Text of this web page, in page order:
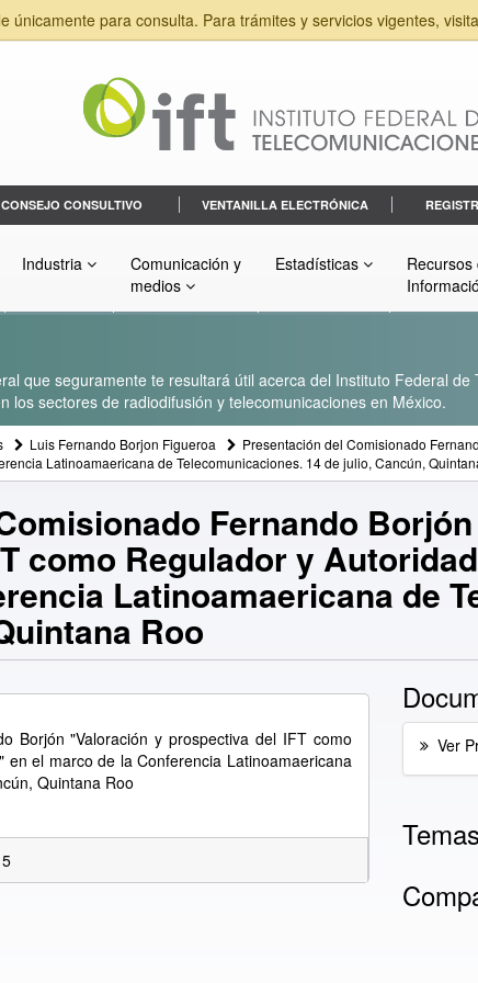
para consulta. Para trámites y servicios vigentes,
CONSEJO CONSULTIVO VENTANILLA ELECTRÓNICA
Industria
Comunicación y
medios
Estadísticas
Recursos
que seguramente te resultará útil acerca del Instituto Federal
los sectores de radiodifusión y telecomunicaciones en México.
Luis Fernando Borjon Figueroa
Presentación del Comisionado
Latinoamaericana de Telecomunicaciones. 14 de julio, Cancún,
Fernando
como Regulador y
Latinoamaericana de
Roo
Borjón "Valoración y prospectiva del IFT como
en el marco de la Conferencia Latinoamaericana
Quintana Roo
Ver